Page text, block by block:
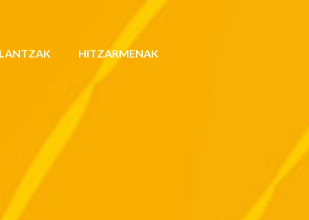
HITZARMENAK